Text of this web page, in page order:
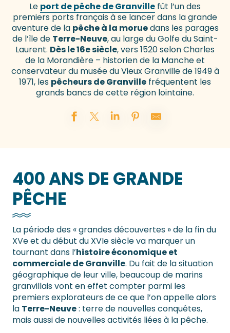
Le port de pêche de Granville fût l’un des
premiers ports français à se lancer dans la grande
aventure de la pêche à la moruedans les parages
de l’île de Terre-Neuve, au large du Golfe du Saint-
Laurent. Dès le 16e siècle, vers 1520 selon Charles
de la Morandière – historien de la Manche et
conservateur du musée du Vieux Granville de 1949 à
1971, les pêcheurs de Granville fréquentent les
grands bancs de cette région lointaine.
400 ANS DE GRANDE
PÊCHE
La période des « grandes découvertes » de la fin du
XVe et du début du XVIe siècle va marquer un
tournant dans l’histoire économique et
commerciale de Granville. Du fait de la situation
géographique de leur ville, beaucoup de marins
granvillais vont en effet compter parmi les
premiers explorateurs de ce que l’on appelle alors
la Terre-Neuve: terre de nouvelles conquêtes,
mais aussi de nouvelles activités liées à la pêche.